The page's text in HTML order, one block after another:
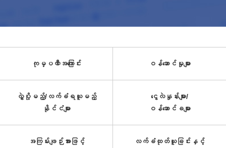
ကုမ္ပဏီအကြောင်း ဝန်ဆောင်မှုများ
လွှဲပို့မည့်/လက်ခံရယူမည့်
နိုင်ငံများ
ငွေလဲနှုန်းများ/
ဝန်ဆောင်ခများ
အကြမ်းဖျဉ်းအားဖြင့်
လက်ခံထုတ်ယူခြင်းနှင့်